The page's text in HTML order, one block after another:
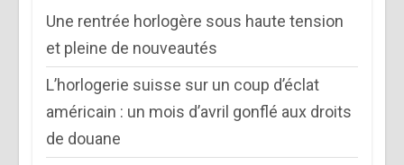
Une rentrée horlogère sous haute tension
et pleine de nouveautés
L’horlogerie suisse sur un coup d’éclat
américain : un mois d’avril gonflé aux droits
de douane